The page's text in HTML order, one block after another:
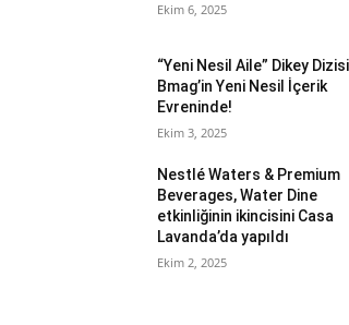
Ekim 6, 2025
“Yeni Nesil Aile” Dikey Dizisi
Bmag’in Yeni Nesil İçerik
Evreninde!
Ekim 3, 2025
Nestlé Waters & Premium
Beverages, Water Dine
etkinliğinin ikincisini Casa
Lavanda’da yapıldı
Ekim 2, 2025